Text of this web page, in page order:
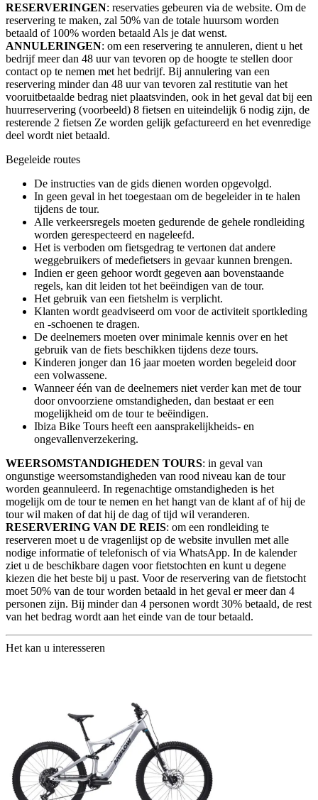
RESERVERINGEN: reservaties gebeuren via de website. Om de
reservering te maken, zal 50% van de totale huursom worden
betaald of 100% worden betaald Als je dat wenst.
ANNULERINGEN: om een ​​reservering te annuleren, dient u het
bedrijf meer dan 48 uur van tevoren op de hoogte te stellen door
contact op te nemen met het bedrijf. Bij annulering van een
reservering minder dan 48 uur van tevoren zal restitutie van het
vooruitbetaalde bedrag niet plaatsvinden, ook in het geval dat bij een
huurreservering (voorbeeld) 8 fietsen en uiteindelijk 6 nodig zijn, de
resterende 2 fietsen Ze worden gelijk gefactureerd en het evenredige
deel wordt niet betaald.
Begeleide routes
De instructies van de gids dienen worden opgevolgd.
In geen geval in het toegestaan om de begeleider in te halen
tijdens de tour.
Alle verkeersregels moeten gedurende de gehele rondleiding
worden gerespecteerd en nageleefd.
Het is verboden om fietsgedrag te vertonen dat andere
weggebruikers of medefietsers in gevaar kunnen brengen.
Indien er geen gehoor wordt gegeven aan bovenstaande
regels, kan dit leiden tot het beëindigen van de tour.
Het gebruik van een fietshelm is verplicht.
Klanten wordt geadviseerd om voor de activiteit sportkleding
en -schoenen te dragen.
De deelnemers moeten over minimale kennis over en het
gebruik van de fiets beschikken tijdens deze tours.
Kinderen jonger dan 16 jaar moeten worden begeleid door
een volwassene.
Wanneer één van de deelnemers niet verder kan met de tour
door onvoorziene omstandigheden, dan bestaat er een
mogelijkheid om de tour te beëindigen.
Ibiza Bike Tours heeft een aansprakelijkheids- en
ongevallenverzekering.
WEERSOMSTANDIGHEDEN TOURS: in geval van
ongunstige weersomstandigheden van rood niveau kan de tour
worden geannuleerd. In regenachtige omstandigheden is het
mogelijk om de tour te nemen en het hangt van de klant af of hij de
tour wil maken of dat hij de dag of tijd wil veranderen.
RESERVERING VAN DE REIS: om een ​​rondleiding te
reserveren moet u de vragenlijst op de website invullen met alle
nodige informatie of telefonisch of via WhatsApp. In de kalender
ziet u de beschikbare dagen voor fietstochten en kunt u degene
kiezen die het beste bij u past. Voor de reservering van de fietstocht
moet 50% van de tour worden betaald in het geval er meer dan 4
personen zijn. Bij minder dan 4 personen wordt 30% betaald, de rest
van het bedrag wordt aan het einde van de tour betaald.
Het kan u interesseren